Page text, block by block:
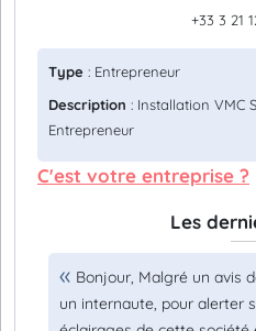
+33 3 21
Type : Entrepreneur
Description : Installation VMC
Entrepreneur
C'est votre entreprise ?
Les
Bonjour, Malgré un avis
un internaute, pour alerter